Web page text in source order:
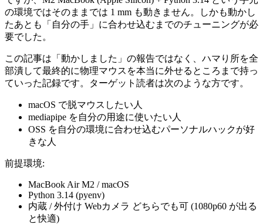
の環境ではそのままでは 1 mm も動きません。しかも動かし
たあとも「自分の手」に合わせ込むまでのチューニングが必
要でした。
この記事は「動かしました」の報告ではなく、ハマり所を全
部潰して最終的に物理マウスを本当に外せるところまで持っ
ていった記録です。ターゲット読者は次のような方です。
macOS で脱マウスしたい人
mediapipe を自分の用途に使いたい人
OSS を自分の環境に合わせ込むパーソナルハックが好
きな人
前提環境:
MacBook Air M2 / macOS
Python 3.14 (pyenv)
内蔵 / 外付け Webカメラ どちらでも可 (1080p60 が出る
と快適)